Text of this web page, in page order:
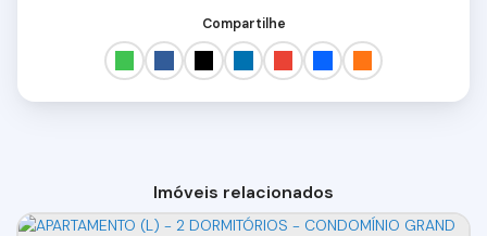
Compartilhe
Imóveis relacionados